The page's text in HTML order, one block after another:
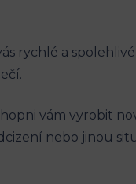
⁢rychlé a spolehlivé
vám vyrobit
nebo jinou